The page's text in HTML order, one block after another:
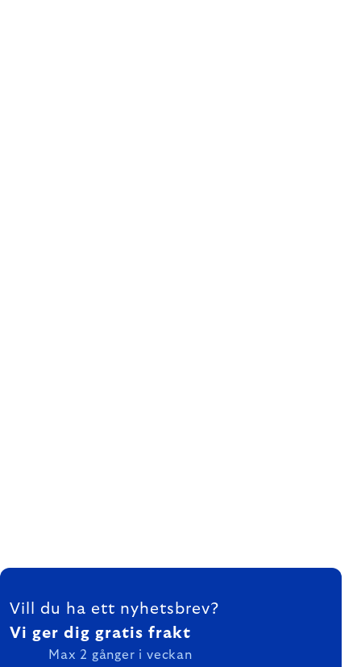
FOOTER
Vill du ha ett nyhetsbrev?
Vi ger dig gratis frakt
Max 2 gånger i veckan